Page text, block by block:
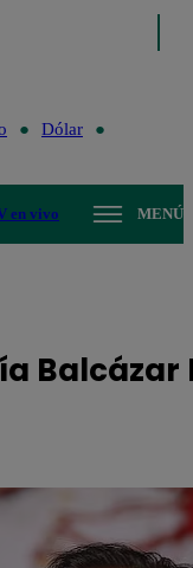
Dólar
en vivo MENÚ